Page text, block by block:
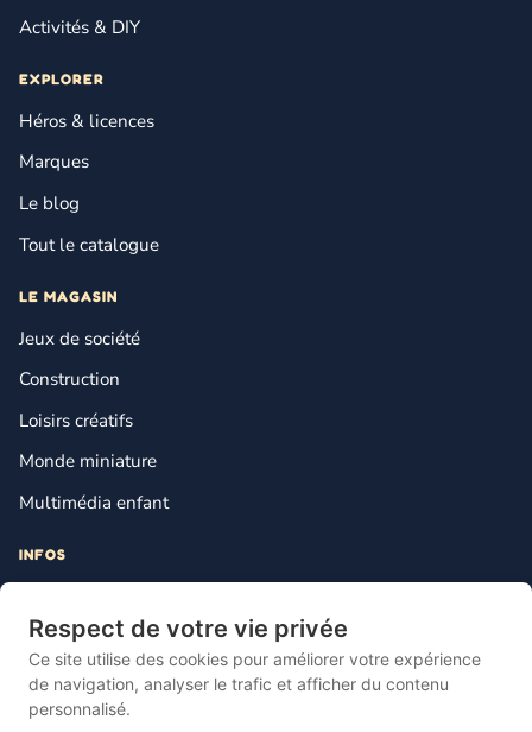
Respect de votre vie privée
Ce site utilise des cookies pour améliorer votre expérience
de navigation, analyser le trafic et afficher du contenu
personnalisé.
Activités & DIY
EXPLORER
Héros & licences
Marques
Le blog
Tout le catalogue
LE MAGASIN
Jeux de société
Construction
Loisirs créatifs
Monde miniature
Multimédia enfant
INFOS
Mentions légales
Plan du site
Gestion des cookies